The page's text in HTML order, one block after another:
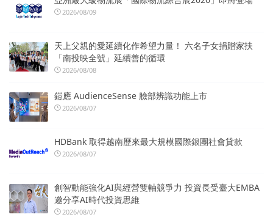
2026/08/09
天上父親的愛延續化作希望力量！ 六名子女捐贈家扶
「南投映全號」延續善的循環
2026/08/08
鎧應 AudienceSense 臉部辨識功能上市
2026/08/07
HDBank 取得越南歷來最大規模國際銀團社會貸款
2026/08/07
創智動能強化AI與經營雙軸競爭力 投資長受臺大EMBA
邀分享AI時代投資思維
2026/08/07